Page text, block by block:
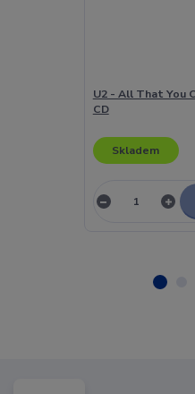
U2 - All That You
CD
Skladem